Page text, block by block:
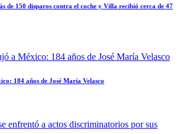
de 150 disparos contra el coche y Villa recibió cerca de 47
184 años de José María Velasco